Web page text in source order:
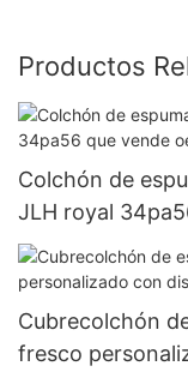
Productos
Colchón de
JLH royal
Cubrecolchón
fresco